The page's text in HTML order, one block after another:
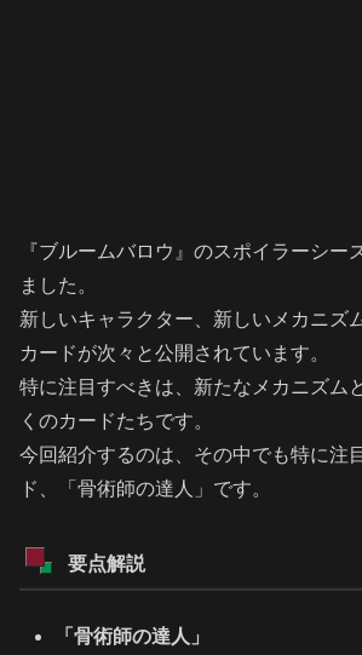
『ブルームバロウ』のスポイラーシー
ました。
新しいキャラクター、新しいメカニズ
カードが次々と公開されています。
特に注目すべきは、新たなメカニズム
くのカードたちです。
今回紹介するのは、その中でも特に注
ド、「骨術師の達人」です。
要点解説
「骨術師の達人」